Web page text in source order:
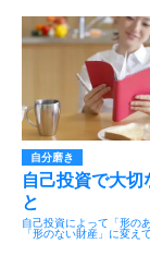
自分磨き
自己投資で大切
と
自己投資によって「形の
「形のない財産」に変え